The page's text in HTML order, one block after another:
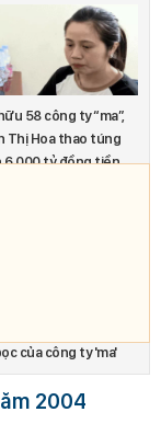
58 công ty “ma”,
Thị Hoa thao túng
6.000 tỷ đồng tiền
của công ty 'ma'
2004